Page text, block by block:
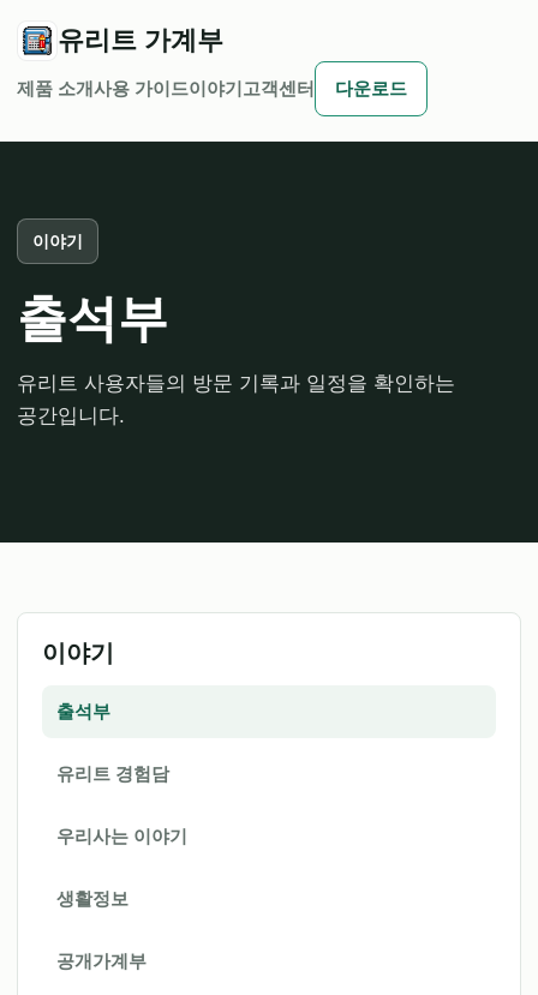
유리트 가계부
제품 소개사용 가이드이야기 고객센터 다운로드
이야기
출석부
유리트 사용자들의 방문 기록과 일정을 확인하는
공간입니다.
이야기
출석부
유리트 경험담
우리사는 이야기
생활정보
공개가계부